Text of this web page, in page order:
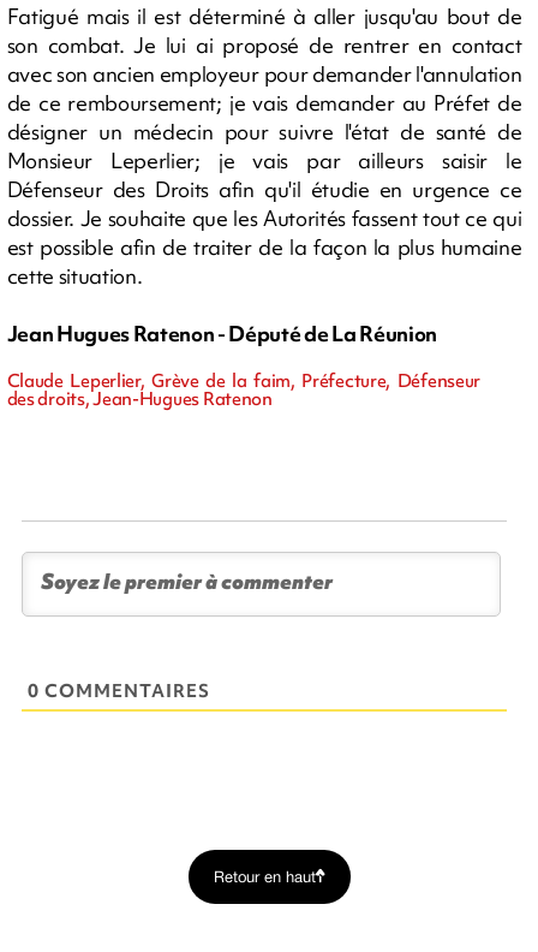
Fatigué mais il est déterminé à aller jusqu'au bout de
son combat. Je lui ai proposé de rentrer en contact
avec son ancien employeur pour demander l'annulation
de ce remboursement; je vais demander au Préfet de
désigner un médecin pour suivre l'état de santé de
Monsieur Leperlier; je vais par ailleurs saisir le
Défenseur des Droits afin qu'il étudie en urgence ce
dossier. Je souhaite que les Autorités fassent tout ce qui
est possible afin de traiter de la façon la plus humaine
cette situation.
Jean Hugues Ratenon - Député de La Réunion
Claude Leperlier, Grève de la faim, Préfecture, Défenseur
des droits, Jean-Hugues Ratenon
0 COMMENTAIRES
Retour en haut